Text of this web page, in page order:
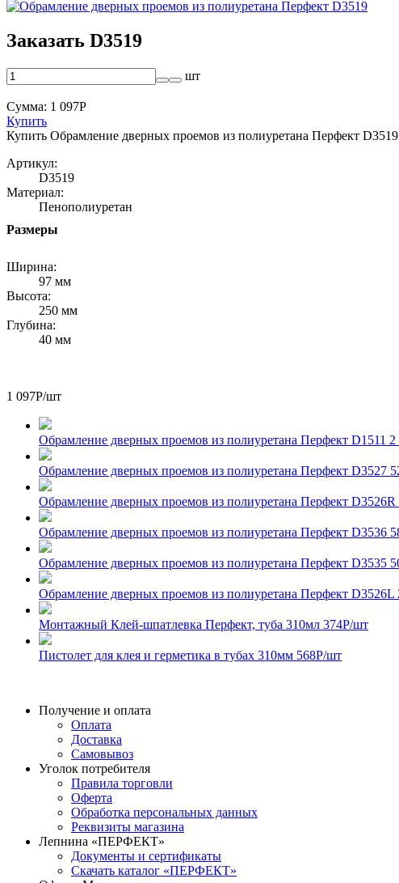
Заказать D3519
шт
Сумма: 1 097Р
Купить
Купить Обрамление дверных проемов из полиуретана Перфект
Артикул:
D3519
Материал:
Пенополиуретан
Размеры
Ширина:
97 мм
Высота:
250 мм
Глубина:
40 мм
1 097Р/шт
Обрамление дверных проемов из полиуретана Перфект D1511 2
Обрамление дверных проемов из полиуретана Перфект D3527
Обрамление дверных проемов из полиуретана Перфект D3526R
Обрамление дверных проемов из полиуретана Перфект D3536
Обрамление дверных проемов из полиуретана Перфект D3535
Обрамление дверных проемов из полиуретана Перфект D3526L
Монтажный Клей-шпатлевка Перфект, туба 310мл 374Р/шт
Пистолет для клея и герметика в тубах 310мм 568Р/шт
Получение и оплата
Оплата
Доставка
Самовывоз
Уголок потребителя
Правила торговли
Оферта
Обработка персональных данных
Реквизиты магазина
Лепнина «ПЕРФЕКТ»
Документы и сертификаты
Скачать каталог «ПЕРФЕКТ»